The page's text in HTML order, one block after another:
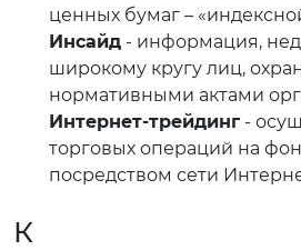
ценных бумаг –
Инсайд - информация,
широкому кругу лиц,
нормативными актами
Интернет-трейдинг -
торговых операций на
посредством сети
К